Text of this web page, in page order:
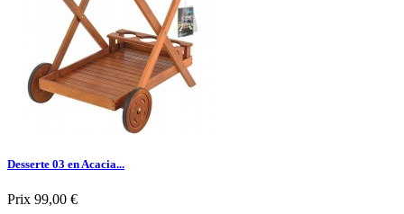
Desserte 03 en Acacia...
Prix 99,00 €